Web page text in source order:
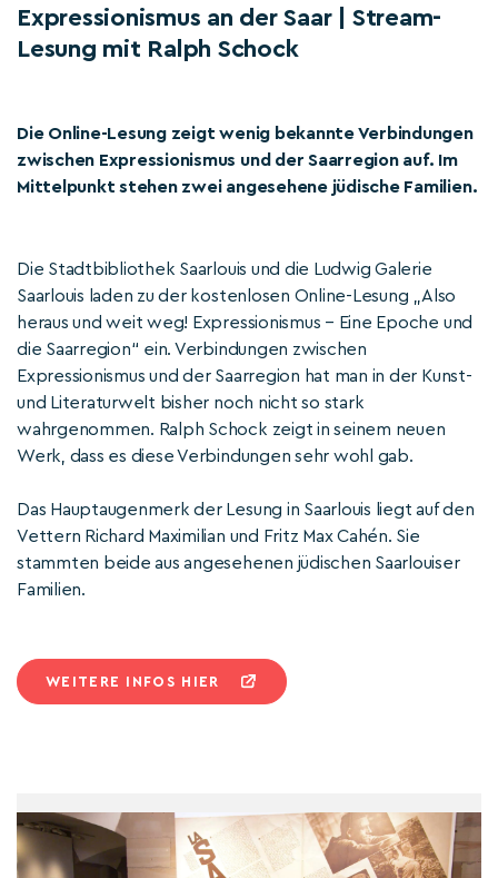
Expressionismus an der Saar | Stream-
Lesung mit Ralph Schock
Die Online-Lesung zeigt wenig bekannte Verbindungen
zwischen Expressionismus und der Saarregion auf. Im
Mittelpunkt stehen zwei angesehene jüdische Familien.
Die Stadtbibliothek Saarlouis und die Ludwig Galerie
Saarlouis laden zu der kostenlosen Online-Lesung „Also
heraus und weit weg! Expressionismus – Eine Epoche und
die Saarregion“ ein. Verbindungen zwischen
Expressionismus und der Saarregion hat man in der Kunst-
und Literaturwelt bisher noch nicht so stark
wahrgenommen. Ralph Schock zeigt in seinem neuen
Werk, dass es diese Verbindungen sehr wohl gab.
Das Hauptaugenmerk der Lesung in Saarlouis liegt auf den
Vettern Richard Maximilian und Fritz Max Cahén. Sie
stammten beide aus angesehenen jüdischen Saarlouiser
Familien.
WEITERE INFOS HIER